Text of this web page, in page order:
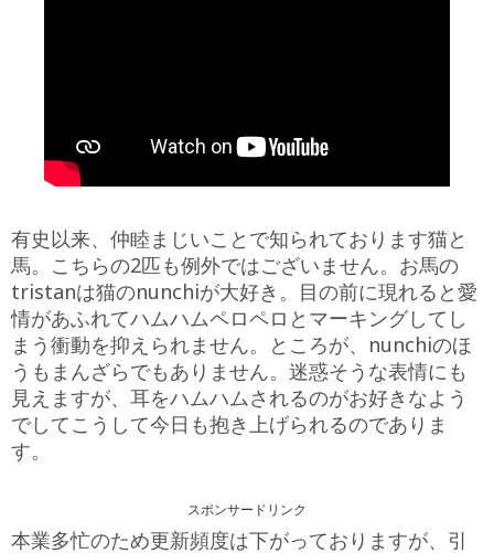
有史以来、仲睦まじいことで知られております猫と
馬。こちらの2匹も例外ではございません。お馬の
tristanは猫のnunchiが大好き。目の前に現れると愛
情があふれてハムハムペロペロとマーキングしてし
まう衝動を抑えられません。ところが、nunchiのほ
うもまんざらでもありません。迷惑そうな表情にも
見えますが、耳をハムハムされるのがお好きなよう
でしてこうして今日も抱き上げられるのでありま
す。
スポンサードリンク
本業多忙のため更新頻度は下がっておりますが、引